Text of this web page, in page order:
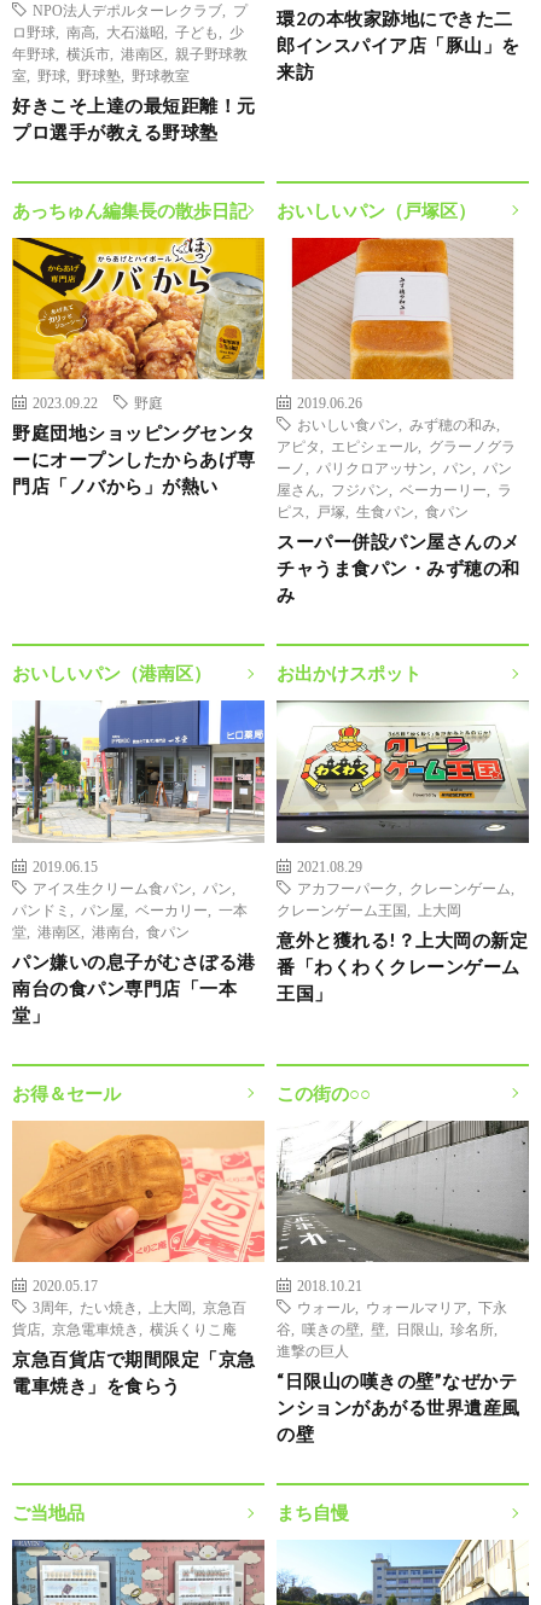
NPO法人デポルターレクラブ
プ
ロ野球
南高 大石滋昭 子ども
少
年野球
横浜市 港南区
親子野球教
室
野球 野球塾 野球教室
好きこそ上達の最短距離！元
プロ選手が教える野球塾
環2の本牧家跡地にできた二
郎インスパイア店「豚山」を
来訪
あっちゅん編集長の散歩日記
2023.09.22 野庭
野庭団地ショッピングセンタ
ーにオープンしたからあげ専
門店「ノバから」が熱い
おいしいパン（戸塚区）
2019.06.26
おいしい食パン
みず穂の和み
アピタ
エピシェール
グラーノグラ
ーノ
パリクロアッサン パン
パン
屋さん
フジパン ベーカーリー
ラ
ピス
戸塚 生食パン 食パン
スーパー併設パン屋さんのメ
チャうま食パン・みず穂の和
み
おいしいパン（港南区）
2019.06.15
アイス生クリーム食パン
パン
パンドミ
パン屋 ベーカリー
一本
堂
港南区 港南台 食パン
パン嫌いの息子がむさぼる港
南台の食パン専門店「一本
堂」
お出かけスポット
2021.08.29
アカフーパーク
クレーンゲーム
クレーンゲーム王国
上大岡
意外と獲れる!？上大岡の新定
番「わくわくクレーンゲーム
王国」
お得＆セール
2020.05.17
3周年
たい焼き 上大岡
京急百
貨店
京急電車焼き 横浜くりこ庵
京急百貨店で期間限定「京急
電車焼き」を食らう
この街の○○
2018.10.21
ウォール
ウォールマリア
下永
谷
嘆きの壁 壁 日限山 珍名所
進撃の巨人
“日限山の嘆きの壁”なぜかテ
ンションがあがる世界遺産風
の壁
ご当地品 まち自慢